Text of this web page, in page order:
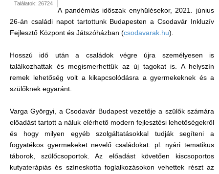
Találatok: 26724
A pandémiás időszak enyhülésekor, 2021. június
26-án családi napot tartottunk Budapesten a Csodavár Inkluzív
Fejlesztő Központ és Játszóházban (csodavarak.hu).
Hosszú idő után a családok végre újra személyesen is
találkozhattak és megismerhettük az új tagokat is. A helyszín
remek lehetőség volt a kikapcsolódásra a gyermekeknek és a
szülőknek egyaránt.
Varga Györgyi, a Csodavár Budapest vezetője a szülők számára
előadást tartott a náluk elérhető modern fejlesztési lehetőségekről
és hogy milyen egyéb szolgáltatásokkal tudják segíteni a
fogyatékos gyermekeket nevelő családokat: pl. nyári tematikus
táborok, szülőcsoportok. Az előadást követően kiscsoportos
kutyaterápiás és színeskotta foglalkozásokon vehettek részt az